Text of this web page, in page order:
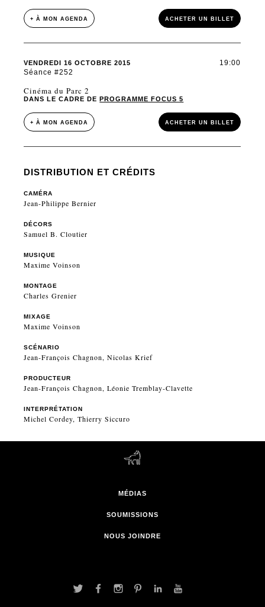
+ À MON AGENDA ACHETER UN BILLET
VENDREDI 16 OCTOBRE 2015
Séance #252
19:00
Cinéma du Parc 2
DANS LE CADRE DEPROGRAMME FOCUS 5
+ À MON AGENDA ACHETER UN BILLET
DISTRIBUTION ET CRÉDITS
CAMÉRA
Jean-Philippe Bernier
DÉCORS
Samuel B. Cloutier
MUSIQUE
Maxime Voinson
MONTAGE
Charles Grenier
MIXAGE
Maxime Voinson
SCÉNARIO
Jean-François Chagnon, Nicolas Krief
PRODUCTEUR
Jean-François Chagnon, Léonie Tremblay-Clavette
INTERPRÉTATION
Michel Cordey, Thierry Siccuro
MÉDIAS
SOUMISSIONS
NOUS JOINDRE